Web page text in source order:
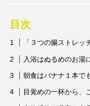
目次
「３つの腸ストレッ
入浴はぬるめのお湯
朝食はバナナ１本で
目覚めの一杯から、